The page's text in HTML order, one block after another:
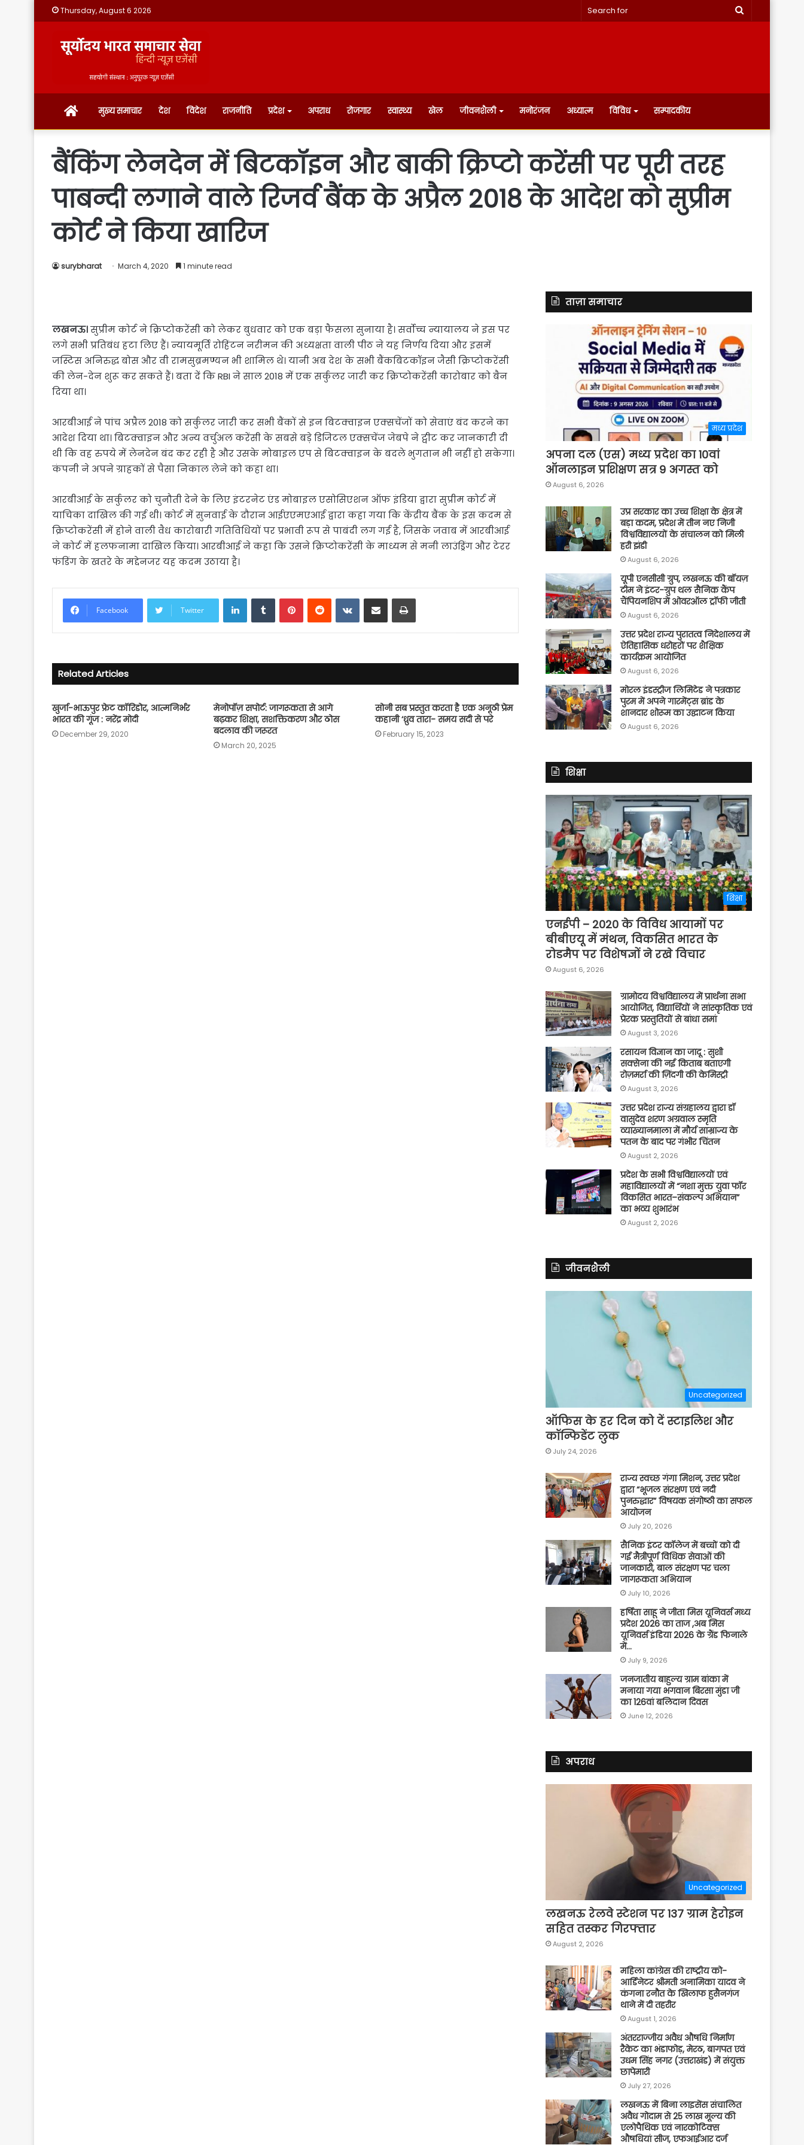
Thursday, August 6 2026
Search
होम मुख्य समाचार देश विदेश राजनीति प्रदेश अपराध रोजगार स्वास्थ्य खेल जीवनशैली मनोरंजन अध्यात्म विविध सम्पादकीय
बैंकिंग लेनदेन में बिटकॉइन और बाकी क्रिप्टो करेंसी पर पूरी तरह
पाबन्दी लगाने वाले रिजर्व बैंक के अप्रैल 2018 के आदेश को सुप्रीम
कोर्ट ने किया खारिज
surybharat March 4, 2020 1 minute read
लखनऊ।सुप्रीम कोर्ट ने क्रिप्टोकरेंसी को लेकर बुधवार को एक बड़ा फैसला सुनाया है। सर्वोच्च न्यायालय ने इस पर
लगे सभी प्रतिबंध हटा लिए हैं। न्यायमूर्ति रोहिंटन नरीमन की अध्यक्षता वाली पीठ ने यह निर्णय दिया और इसमें
जस्टिस अनिरुद्ध बोस और वी रामसुब्रमण्यन भी शामिल थे। यानी अब देश के सभी बैंकबिटकॉइन जैसी क्रिप्टोकरेंसी
की लेन-देन शुरू कर सकते हैं। बता दें कि RBI ने साल 2018 में एक सर्कुलर जारी कर क्रिप्टोकरेंसी कारोबार को बैन
दिया था।
आरबीआई ने पांच अप्रैल 2018 को सर्कुलर जारी कर सभी बैंकों से इन बिटक्वाइन एक्सचेंजों को सेवाएं बंद करने का
आदेश दिया था। बिटक्वाइन और अन्य वर्चुअल करेंसी के सबसे बड़े डिजिटल एक्सचेंज जेबपे ने ट्वीट कर जानकारी दी
थी कि वह रुपये में लेनदेन बंद कर रही है और उसके मोबाइल एप से बिटक्वाइन के बदले भुगतान भी नहीं हो सकेगा।
कंपनी ने अपने ग्राहकों से पैसा निकाल लेने को कहा था।
आरबीआई के सर्कुलर को चुनौती देने के लिए इंटरनेट एंड मोबाइल एसोसिएशन ऑफ इंडिया द्वारा सुप्रीम कोर्ट में
याचिका दाखिल की गई थी। कोर्ट में सुनवाई के दौरान आईएएमएआई द्वारा कहा गया कि केंद्रीय बैंक के इस कदम से
क्रिप्टोकरेंसी में होने वाली वैध कारोबारी गतिविधियों पर प्रभावी रूप से पाबंदी लग गई है, जिसके जवाब में आरबीआई
ने कोर्ट में हलफनामा दाखिल किया। आरबीआई ने कहा कि उसने क्रिप्टोकरेंसी के माध्यम से मनी लाउंड्रिंग और टेरर
फंडिंग के खतरे के मद्देनजर यह कदम उठाया है।
Facebook Twitter
LinkedInTumblrPinterestReddit VKontakte
Share via Email Print
Related Articles
खुर्जा-भाऊपुर फ्रेट कॉरिडोर, आत्मनिर्भर
भारत की गूंज : नरेंद्र मोदी
December 29, 2020
मेनोपॉज़ सपोर्ट: जागरूकता से आगे
बढ़कर शिक्षा, सशक्तिकरण और ठोस
बदलाव की जरूरत
March 20, 2025
सोनी सब प्रस्‍तुत करता है एक अनूठी प्रेम
कहानी ‘ध्रुव तारा- समय सदी से परे
February 15, 2023
ताज़ा समाचार
मध्य प्रदेश
अपना दल (एस) मध्य प्रदेश का 10वां
ऑनलाइन प्रशिक्षण सत्र 9 अगस्त को
August 6, 2026
उप्र सरकार का उच्च शिक्षा के क्षेत्र में
बड़ा कदम, प्रदेश में तीन नए निजी
विश्वविद्यालयों के संचालन को मिली
हरी झंडी
August 6, 2026
यूपी एनसीसी ग्रुप, लखनऊ की बॉयज़
टीम ने इंटर-ग्रुप थल सैनिक कैंप
चैंपियनशिप में ओवरऑल ट्रॉफी जीती
August 6, 2026
उत्तर प्रदेश राज्य पुरातत्व निदेशालय में
ऐतिहासिक धरोहरों पर शैक्षिक
कार्यक्रम आयोजित
August 6, 2026
मोरल इंडस्ट्रीज लिमिटेड ने पत्रकार
पुरम में अपने गारमेंट्स ब्रांड के
शानदार शोरूम का उद्घाटन किया
August 6, 2026
शिक्षा
शिक्षा
एनईपी – 2020 के विविध आयामों पर
बीबीएयू में मंथन, विकसित भारत के
रोडमैप पर विशेषज्ञों ने रखे विचार
August 6, 2026
ग्रामोदय विश्वविद्यालय में प्रार्थना सभा
आयोजित, विद्यार्थियों ने सांस्कृतिक एवं
प्रेरक प्रस्तुतियों से बांधा समां
August 3, 2026
रसायन विज्ञान का जादू : सुशी
सक्सेना की नई किताब बताएगी
रोज़मर्रा की ज़िंदगी की केमिस्ट्री
August 3, 2026
उत्तर प्रदेश राज्य संग्रहालय द्वारा डॉ
वासुदेव शरण अग्रवाल स्मृति
व्याख्यानमाला में मौर्य साम्राज्य के
पतन के बाद पर गंभीर चिंतन
August 2, 2026
प्रदेश के सभी विश्वविद्यालयों एवं
महाविद्यालयों में “नशा मुक्त युवा फॉर
विकसित भारत–संकल्प अभियान”
का भव्य शुभारंभ
August 2, 2026
जीवनशैली
Uncategorized
ऑफिस के हर दिन को दें स्टाइलिश और
कॉन्फिडेंट लुक
July 24, 2026
राज्य स्वच्छ गंगा मिशन, उत्तर प्रदेश
द्वारा “भूजल संरक्षण एवं नदी
पुनरुद्धार” विषयक संगोष्ठी का सफल
आयोजन
July 20, 2026
सैनिक इंटर कॉलेज में बच्चों को दी
गई मैत्रीपूर्ण विधिक सेवाओं की
जानकारी, बाल संरक्षण पर चला
जागरूकता अभियान
July 10, 2026
हर्षिता साहू ने जीता मिस यूनिवर्स मध्य
प्रदेश 2026 का ताज ,अब मिस
यूनिवर्स इंडिया 2026 के ग्रैंड फिनाले
में…
July 9, 2026
जनजातीय बाहुल्य ग्राम बांका में
मनाया गया भगवान बिरसा मुंडा जी
का 126वां बलिदान दिवस
June 12, 2026
अपराध
Uncategorized
लखनऊ रेलवे स्टेशन पर 137 ग्राम हेरोइन
सहित तस्कर गिरफ्तार
August 2, 2026
महिला कांग्रेस की राष्ट्रीय को-
आर्डिनेटर श्रीमती अनामिका यादव ने
कंगना रनौत के खिलाफ हुसैनगंज
थाने में दी तहरीर
August 1, 2026
अंतरराज्जीय अवैध औषधि निर्माण
रैकेट का भंडाफोड़, मेरठ, बागपत एवं
उधम सिंह नगर (उत्तराखंड) में संयुक्त
छापेमारी
July 27, 2026
लखनऊ में बिना लाइसेंस संचालित
अवैध गोदाम से 25 लाख मूल्य की
एलोपैथिक एवं नारकोटिक्स
औषधियां सीज, एफआईआर दर्ज